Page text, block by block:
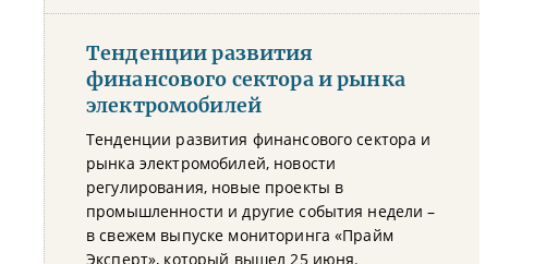
Тенденции развития
финансового сектора и рынка
электромобилей
Тенденции развития финансового сектора и
рынка электромобилей, новости
регулирования, новые проекты в
промышленности и другие события недели –
в свежем выпуске мониторинга «Прайм
Эксперт», который вышел 25 июня.